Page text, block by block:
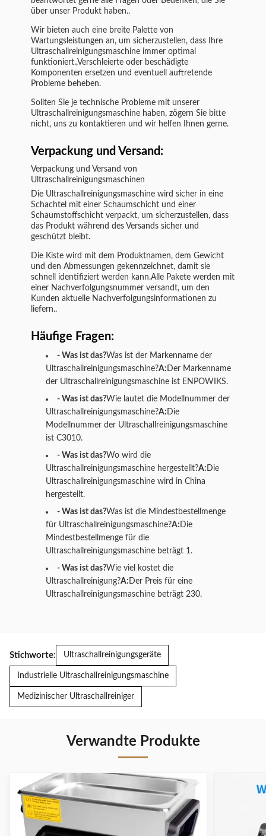
über unser Produkt haben..
Wir bieten auch eine breite Palette von
Wartungsleistungen an, um sicherzustellen, dass Ihre
Ultraschallreinigungsmaschine immer optimal
funktioniert.,Verschleierte oder beschädigte
Komponenten ersetzen und eventuell auftretende
Probleme beheben.
Sollten Sie je technische Probleme mit unserer
Ultraschallreinigungsmaschine haben, zögern Sie bitte
nicht, uns zu kontaktieren und wir helfen Ihnen gerne.
Verpackung und Versand:
Verpackung und Versand von
Ultraschallreinigungsmaschinen
Die Ultraschallreinigungsmaschine wird sicher in eine
Schachtel mit einer Schaumschicht und einer
Schaumstoffschicht verpackt, um sicherzustellen, dass
das Produkt während des Versands sicher und
geschützt bleibt.
Die Kiste wird mit dem Produktnamen, dem Gewicht
und den Abmessungen gekennzeichnet, damit sie
schnell identifiziert werden kann.Alle Pakete werden mit
einer Nachverfolgungsnummer versandt, um den
Kunden aktuelle Nachverfolgungsinformationen zu
liefern..
Häufige Fragen:
- Was ist das?Was ist der Markenname der
Ultraschallreinigungsmaschine?A: Der Markenname
der Ultraschallreinigungsmaschine ist ENPOWIKS.
- Was ist das?Wie lautet die Modellnummer der
Ultraschallreinigungsmaschine?A: Die
Modellnummer der Ultraschallreinigungsmaschine
ist C3010.
- Was ist das?Wo wird die
Ultraschallreinigungsmaschine hergestellt?A: Die
Ultraschallreinigungsmaschine wird in China
hergestellt.
- Was ist das?Was ist die Mindestbestellmenge
für Ultraschallreinigungsmaschine?A: Die
Mindestbestellmenge für die
Ultraschallreinigungsmaschine beträgt 1.
- Was ist das?Wie viel kostet die
Ultraschallreinigung?A: Der Preis für eine
Ultraschallreinigungsmaschine beträgt 230.
Stichworte: Ultraschallreinigungsgeräte
Industrielle Ultraschallreinigungsmaschine
Medizinischer Ultraschallreiniger
Verwandte Produkte